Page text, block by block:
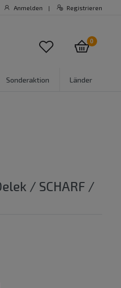
Anmelden | Registrieren
0
Sonderaktion Länder
/ SCHARF /